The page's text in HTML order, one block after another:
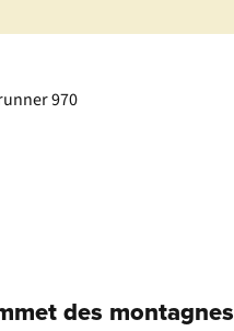
970
des montagnes